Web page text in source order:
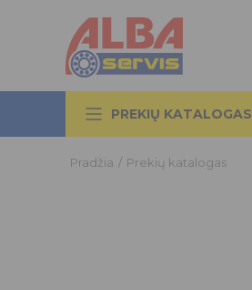
PREKIŲ KATALOGAS
Pradžia / Prekių katalogas